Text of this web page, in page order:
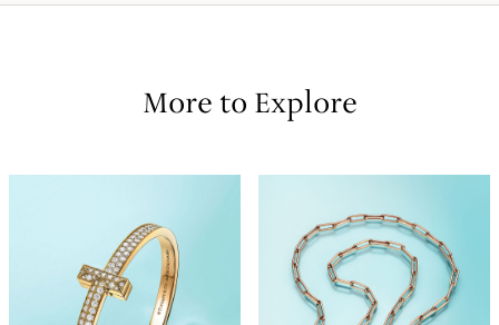
More to Explore